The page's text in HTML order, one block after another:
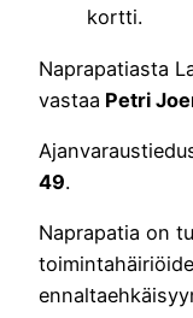
kortti.
Naprapatiasta
vastaa Petri
49.
Naprapatia on